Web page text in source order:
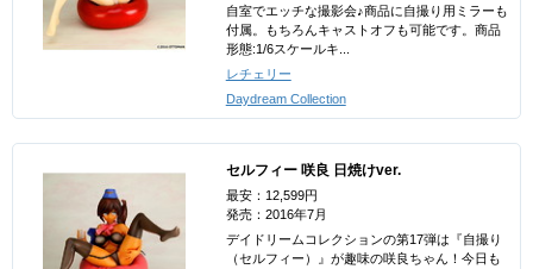
自室でエッチな撮影会♪商品に自撮り用ミラーも
付属。もちろんキャストオフも可能です。商品
形態:1/6スケールキ...
レチェリー
Daydream Collection
セルフィー 咲良 日焼けver.
最安：12,599円
発売：2016年7月
デイドリームコレクションの第17弾は『自撮り
（セルフィー）』が趣味の咲良ちゃん！今日も